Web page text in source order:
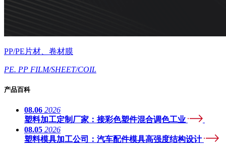
PP/PE片材、卷材膜
PE. PP FILM/SHEET/COIL
产品百科
08.06 2026
塑料加工定制厂家：接彩色塑件混合调色工业
08.05 2026
塑料模具加工公司：汽车配件模具高强度结构设计